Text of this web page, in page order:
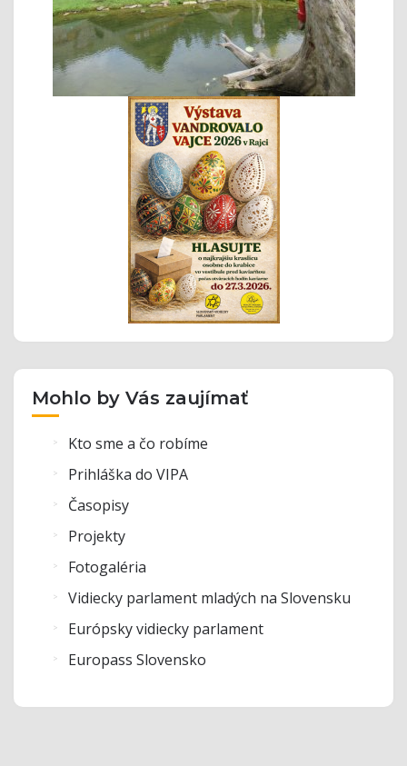
Mohlo by Vás zaujímať
Kto sme a čo robíme
Prihláška do VIPA
Časopisy
Projekty
Fotogaléria
Vidiecky parlament mladých na Slovensku
Európsky vidiecky parlament
Europass Slovensko